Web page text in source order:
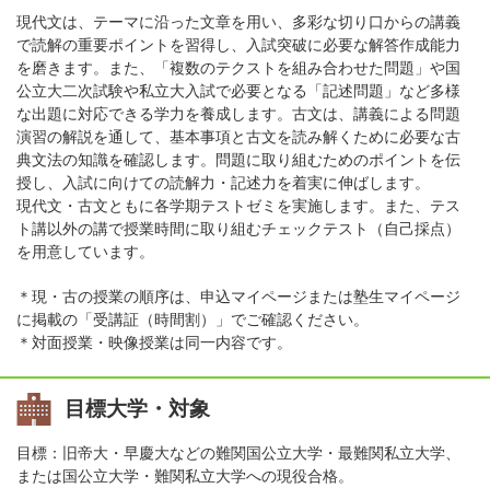
現代文は、テーマに沿った文章を用い、多彩な切り口からの講義
で読解の重要ポイントを習得し、入試突破に必要な解答作成能力
を磨きます。また、「複数のテクストを組み合わせた問題」や国
公立大二次試験や私立大入試で必要となる「記述問題」など多様
な出題に対応できる学力を養成します。古文は、講義による問題
演習の解説を通して、基本事項と古文を読み解くために必要な古
典文法の知識を確認します。問題に取り組むためのポイントを伝
授し、入試に向けての読解力・記述力を着実に伸ばします。
現代文・古文ともに各学期テストゼミを実施します。また、テス
ト講以外の講で授業時間に取り組むチェックテスト（自己採点）
を用意しています。
＊現・古の授業の順序は、申込マイページまたは塾生マイページ
に掲載の「受講証（時間割）」でご確認ください。
＊対面授業・映像授業は同一内容です。
目標大学・対象
目標：旧帝大・早慶大などの難関国公立大学・最難関私立大学、
または国公立大学・難関私立大学への現役合格。